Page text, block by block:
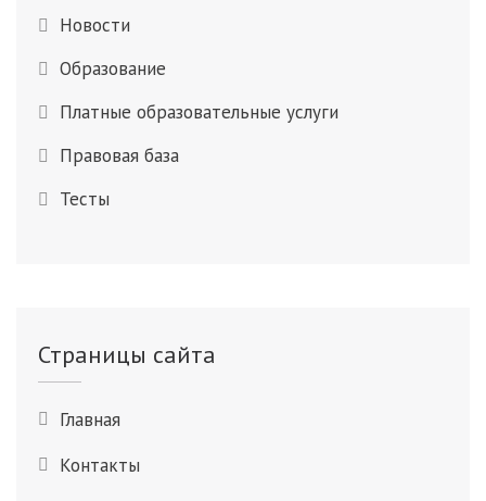
Новости
Образование
Платные образовательные услуги
Правовая база
Тесты
Страницы сайта
Главная
Контакты